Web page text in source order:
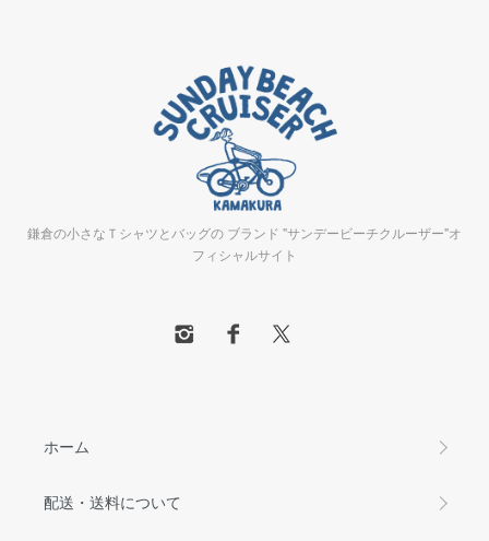
鎌倉の小さなＴシャツとバッグの ブランド "サンデービーチクルーザー"オ
フィシャルサイト
ホーム
配送・送料について